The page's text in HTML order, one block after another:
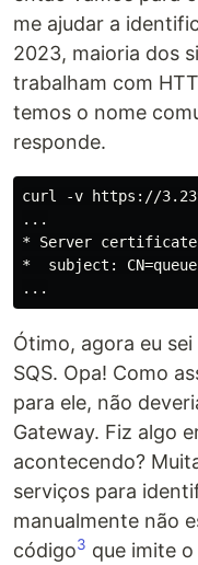
me ajudar a
2023, maioria dos
trabalham com
temos o nome
responde.
curl -v https://
...
* Server
*  subject:
Ótimo, agora eu sei
SQS. Opa! Como
para ele, não
Gateway. Fiz algo
acontecendo?
serviços para
manualmente não
código3 que imite